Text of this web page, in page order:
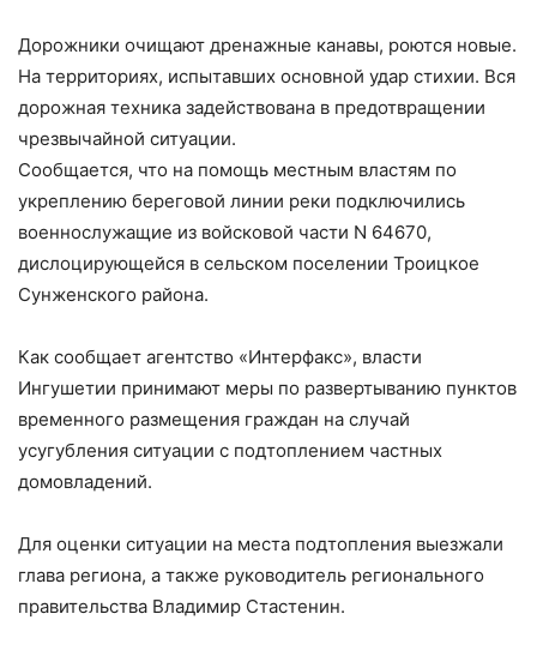
Дорожники очищают дренажные канавы, роются новые.
На территориях, испытавших основной удар стихии. Вся
дорожная техника задействована в предотвращении
чрезвычайной ситуации.
Сообщается, что на помощь местным властям по
укреплению береговой линии реки подключились
военнослужащие из войсковой части N 64670,
дислоцирующейся в сельском поселении Троицкое
Сунженского района.
Как сообщает агентство «Интерфакс», власти
Ингушетии принимают меры по развертыванию пунктов
временного размещения граждан на случай
усугубления ситуации с подтоплением частных
домовладений.
Для оценки ситуации на места подтопления выезжали
глава региона, а также руководитель регионального
правительства Владимир Стастенин.